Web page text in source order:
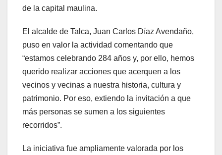
de la capital maulina.
El alcalde de Talca, Juan Carlos Díaz Avendaño,
puso en valor la actividad comentando que
“estamos celebrando 284 años y, por ello, hemos
querido realizar acciones que acerquen a los
vecinos y vecinas a nuestra historia, cultura y
patrimonio. Por eso, extiendo la invitación a que
más personas se sumen a los siguientes
recorridos”.
La iniciativa fue ampliamente valorada por los